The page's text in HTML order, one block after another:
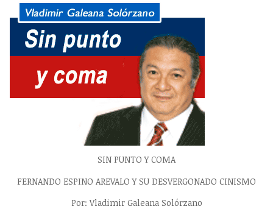
SIN PUNTO Y COMA
FERNANDO ESPINO AREVALO Y SU DESVERGONADO CINISMO
Por: Vladimir Galeana Solórzano